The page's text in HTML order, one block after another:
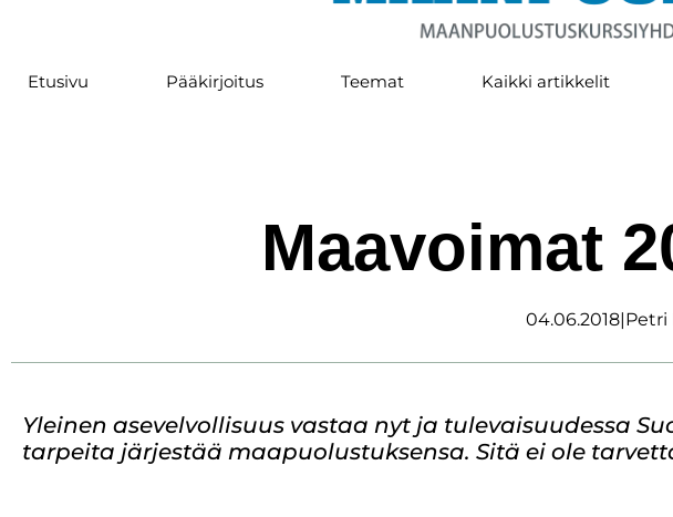
Etusivu Pääkirjoitus Teemat Kaikki artikkelit
Maavoimat
04.06.2018|Petri
Yleinen asevelvollisuus vastaa nyt ja tulevaisuudessa
tarpeita järjestää maapuolustuksensa. Sitä ei ole